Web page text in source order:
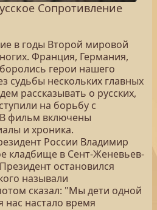
Сопротивление
в годы Второй мировой
Франция, Германия,
герои нашего
судьбы нескольких главных
рассказывать о русских,
на борьбу с
фильм включены
и хроника.
России Владимир
кладбище в Сент-Женевьев-
остановился
называли
сказал: "Мы дети одной
нас настало время